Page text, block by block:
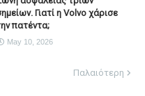
Γιατί η Volvo χάρισε
πατέντα;
May 10, 2026
Παλαιότερη